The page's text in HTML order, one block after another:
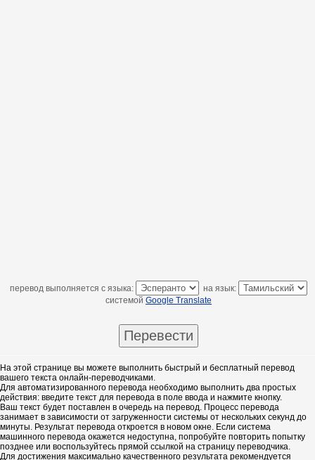
перевод выполняется с языка:
на язык:
системой Google Translate
На этой странице вы можете выполнить быстрый и бесплатный перевод
вашего текста онлайн-переводчиками.
Для автоматизированного перевода необходимо выполнить два простых
действия: введите текст для перевода в поле ввода и нажмите кнопку.
Ваш текст будет поставлен в очередь на перевод. Процесс перевода
занимает в зависимости от загруженности системы от нескольких секунд до
минуты. Результат перевода откроется в новом окне. Если система
машинного перевода окажется недоступна, попробуйте повторить попытку
позднее или воспользуйтесь прямой ссылкой на страницу переводчика.
Для достижения максимально качественного результата рекомендуется